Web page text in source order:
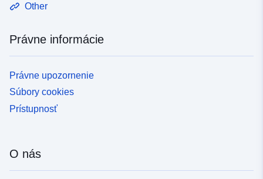
Other
Právne informácie
Právne upozornenie
Súbory cookies
Prístupnosť
O nás